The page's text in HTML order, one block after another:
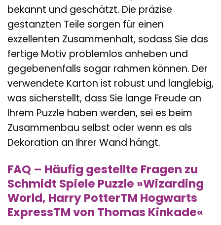
bekannt und geschätzt. Die präzise
gestanzten Teile sorgen für einen
exzellenten Zusammenhalt, sodass Sie das
fertige Motiv problemlos anheben und
gegebenenfalls sogar rahmen können. Der
verwendete Karton ist robust und langlebig,
was sicherstellt, dass Sie lange Freude an
Ihrem Puzzle haben werden, sei es beim
Zusammenbau selbst oder wenn es als
Dekoration an Ihrer Wand hängt.
FAQ – Häufig gestellte Fragen zu
Schmidt Spiele Puzzle »Wizarding
World, Harry PotterTM Hogwarts
ExpressTM von Thomas Kinkade«